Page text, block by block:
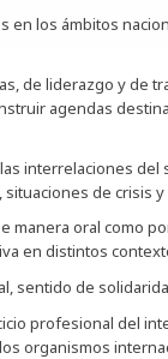
los ámbitos
de liderazgo y de
agendas
interrelaciones
de crisis
manera oral como
en distintos
sentido de
profesional del
organismos